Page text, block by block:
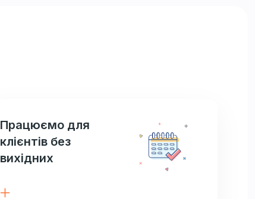
Працюємо для
клієнтів без
вихідних